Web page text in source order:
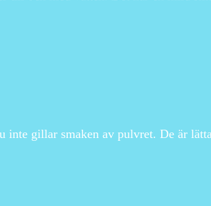
inte gillar smaken av pulvret. De är